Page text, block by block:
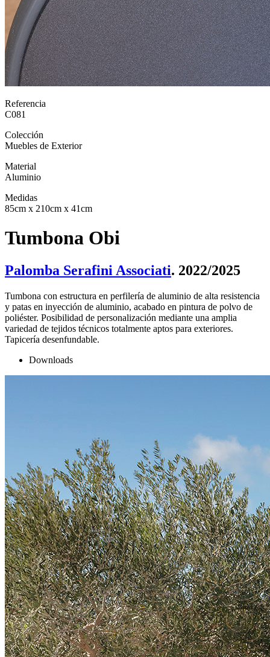
Referencia
C081
Colección
Muebles de Exterior
Material
Aluminio
Medidas
85cm x 210cm x 41cm
Tumbona Obi
Palomba Serafini Associati. 2022/2025
Tumbona con estructura en perfilería de aluminio de alta resistencia
y patas en inyección de aluminio, acabado en pintura de polvo de
poliéster. Posibilidad de personalización mediante una amplia
variedad de tejidos técnicos totalmente aptos para exteriores.
Tapicería desenfundable.
Downloads